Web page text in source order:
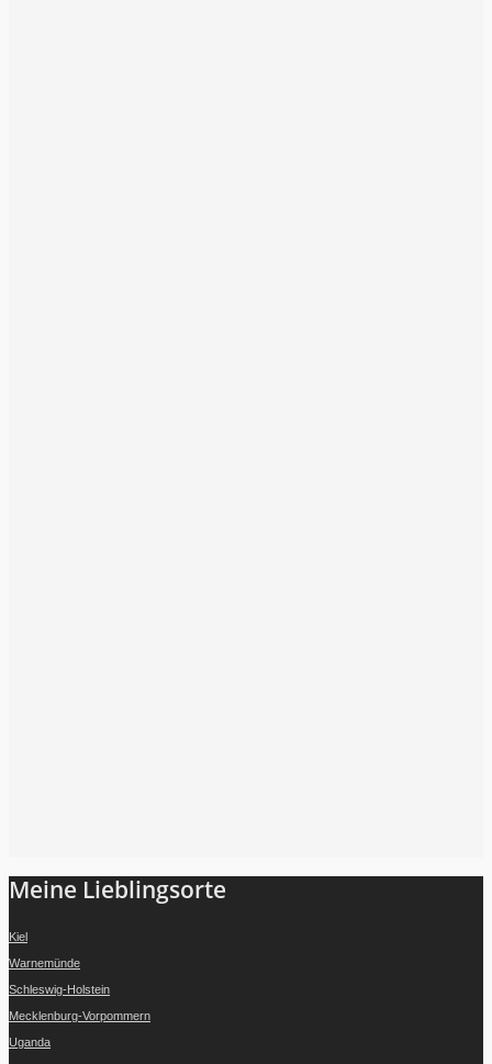
Meine Lieblingsorte
Kiel
Warnemünde
Schleswig-Holstein
Mecklenburg-Vorpommern
Uganda